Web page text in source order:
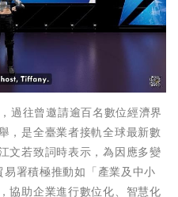
過往曾邀請逾百名數位經濟界
，是全臺業者接軌全球最新數
文若致詞時表示，為因應多變
署積極推動如「產業及中小
協助企業進行數位化、智慧化